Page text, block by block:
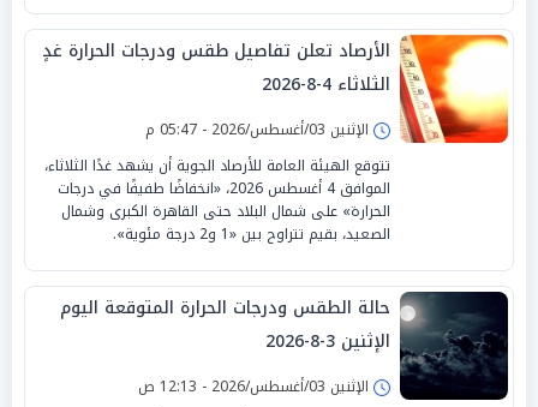
الأرصاد تعلن تفاصيل طقس ودرجات الحرارة غدٍ
الثلاثاء 4-8-2026
الإثنين 03/أغسطس/2026 - 05:47 م
تتوقع الهيئة العامة للأرصاد الجوية أن يشهد غدًا الثلاثاء،
الموافق 4 أغسطس 2026، «انخفاضًا طفيفًا في درجات
الحرارة» على شمال البلاد حتى القاهرة الكبرى وشمال
الصعيد، بقيم تتراوح بين «1 و2 درجة مئوية».
حالة الطقس ودرجات الحرارة المتوقعة اليوم
الإثنين 3-8-2026
الإثنين 03/أغسطس/2026 - 12:13 ص